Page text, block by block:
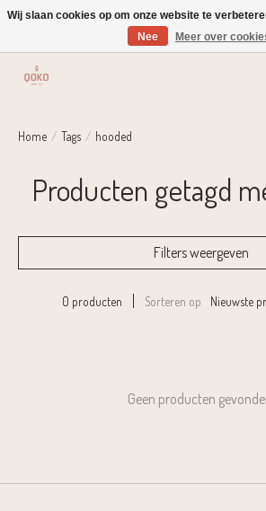
Verzending 1-2 dagen | Gratis verzending vanaf € 75,-
Home / Tags / hooded
Producten getagd
Filters weergeven
0 producten Sorteren op Nieuwste
Geen producten
Wij slaan cookies op om onze website te
Nee
Meer over